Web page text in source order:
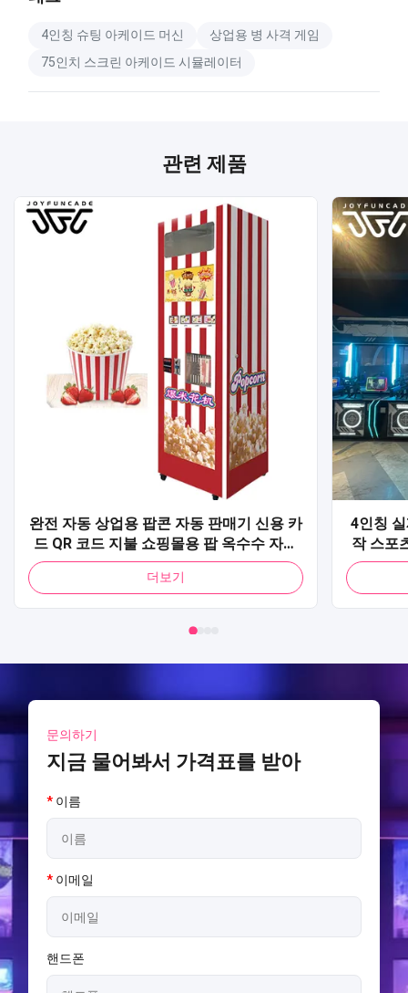
4인칭 슈팅 아케이드 머신
상업용 병 사격 게임
75인치 스크린 아케이드 시뮬레이터
관련 제품
완전 자동 상업용 팝콘 자동 판매기 신용 카
드 QR 코드 지불 쇼핑몰용 팝 옥수수 자동
판매기
더보기
4인칭
작 스포
촬영 아
문의하기
지금 물어봐서 가격표를 받아
* 이름
* 이메일
핸드폰